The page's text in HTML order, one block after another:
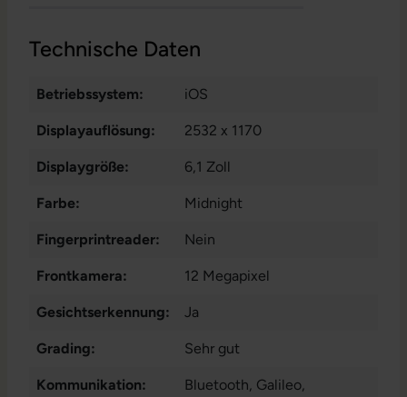
Technische Daten
Betriebssystem: iOS
Displayauflösung: 2532 x 1170
Displaygröße: 6,1 Zoll
Farbe: Midnight
Fingerprintreader: Nein
Frontkamera: 12 Megapixel
Gesichtserkennung: Ja
Grading: Sehr gut
Kommunikation: Bluetooth, Galileo,